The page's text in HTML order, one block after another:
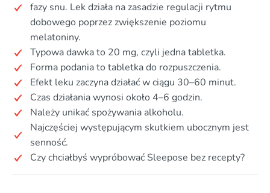
fazy snu. Lek działa na zasadzie regulacji rytmu
dobowego poprzez zwiększenie poziomu
melatoniny.
Typowa dawka to 20 mg, czyli jedna tabletka.
Forma podania to tabletka do rozpuszczenia.
Efekt leku zaczyna działać w ciągu 30–60 minut.
Czas działania wynosi około 4–6 godzin.
Należy unikać spożywania alkoholu.
Najczęściej występującym skutkiem ubocznym jest
senność.
Czy chciałbyś wypróbować Sleepose bez recepty?